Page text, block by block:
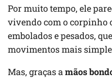
Por muito tempo, ele
vivendo com o corpinho
embolados e pesados,
movimentos mais
Mas, graças amãos